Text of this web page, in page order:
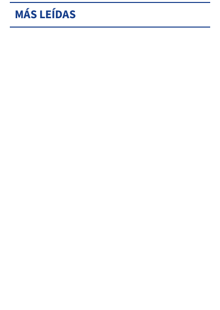
MÁS LEÍDAS